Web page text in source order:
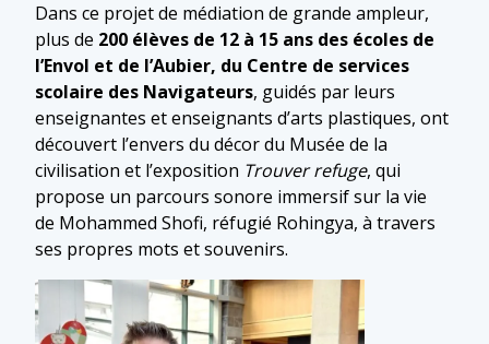
Dans ce projet de médiation de grande ampleur,
plus de 200 élèves de 12 à 15 ans des écoles de
l’Envol et de l’Aubier, du Centre de services
scolaire des Navigateurs, guidés par leurs
enseignantes et enseignants d’arts plastiques, ont
découvert l’envers du décor du Musée de la
civilisation et l’exposition Trouver refuge, qui
propose un parcours sonore immersif sur la vie
de Mohammed Shofi, réfugié Rohingya, à travers
ses propres mots et souvenirs.